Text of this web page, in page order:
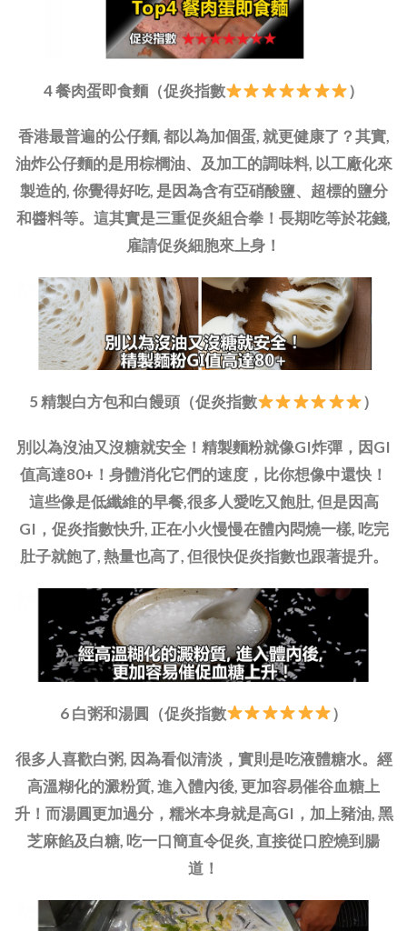
4 餐肉蛋即食麵（促炎指數 ）
香港最普遍的公仔麵, 都以為加個蛋, 就更健康了？其實,
油炸公仔麵的是用棕櫚油、及加工的調味料, 以工廠化來
製造的, 你覺得好吃, 是因為含有亞硝酸鹽、超標的鹽分
和醬料等。這其實是三重促炎組合拳！長期吃等於花錢,
雇請促炎細胞來上身！
5 精製白方包和白饅頭（促炎指數 ）
別以為沒油又沒糖就安全！精製麵粉就像GI炸彈，因GI
值高達80+！身體消化它們的速度，比你想像中還快！
這些像是低纖維的早餐,很多人愛吃又飽肚, 但是因高
GI，促炎指數快升, 正在小火慢慢在體內悶燒一樣, 吃完
肚子就飽了, 熱量也高了, 但很快促炎指數也跟著提升。
6 白粥和湯圓（促炎指數 ）
很多人喜歡白粥, 因為看似清淡，實則是吃液體糖水。經
高溫糊化的澱粉質, 進入體內後, 更加容易催谷血糖上
升！而湯圓更加過分，糯米本身就是高GI，加上豬油, 黑
芝麻餡及白糖, 吃一口簡直令促炎, 直接從口腔燒到腸
道！